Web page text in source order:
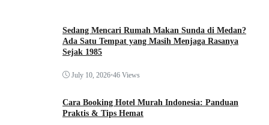
Sedang Mencari Rumah Makan Sunda di Medan?
Ada Satu Tempat yang Masih Menjaga Rasanya
Sejak 1985
July 10, 2026•46 Views
Cara Booking Hotel Murah Indonesia: Panduan
Praktis & Tips Hemat